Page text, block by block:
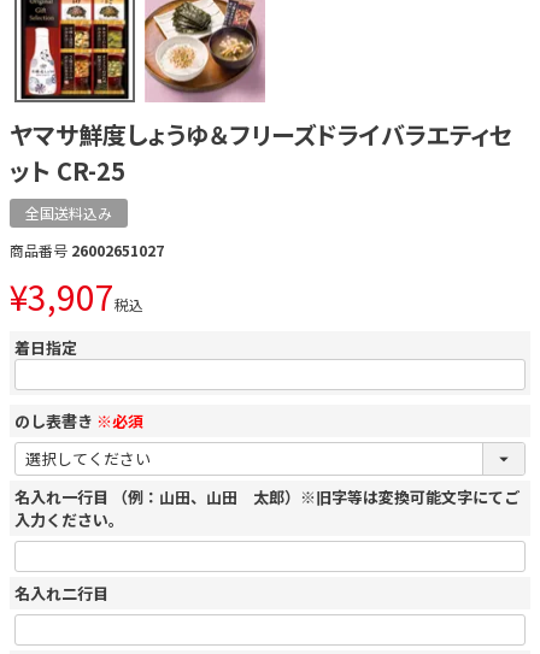
ヤマサ鮮度しょうゆ＆フリーズドライバラエティセ
ット CR-25
全国送料込み
商品番号 26002651027
¥3,907税込
着日指定
のし表書き ※必須
名入れ一行目 （例：山田、山田 太郎）※旧字等は変換可能文字にてご
入力ください。
名入れ二行目